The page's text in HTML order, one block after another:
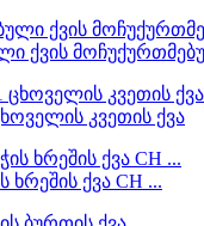
ქვის
კვეთის ქვა
ქვა CH ...